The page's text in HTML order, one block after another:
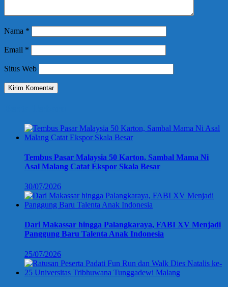
Nama *
Email *
Situs Web
Tembus Pasar Malaysia 50 Karton, Sambal Mama Ni
Asal Malang Catat Ekspor Skala Besar
30/07/2026
Dari Makassar hingga Palangkaraya, FABI XV Menjadi
Panggung Baru Talenta Anak Indonesia
25/07/2026